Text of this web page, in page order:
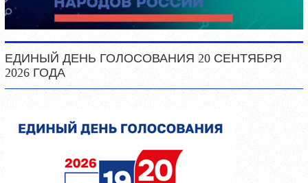
ЕДИНЫЙ ДЕНЬ ГОЛОСОВАНИЯ 20 СЕНТЯБРЯ
2026 ГОДА